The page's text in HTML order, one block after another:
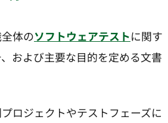
体のソフトウェアテストに関す
および主要な目的を定める文書
ロジェクトやテストフェーズに